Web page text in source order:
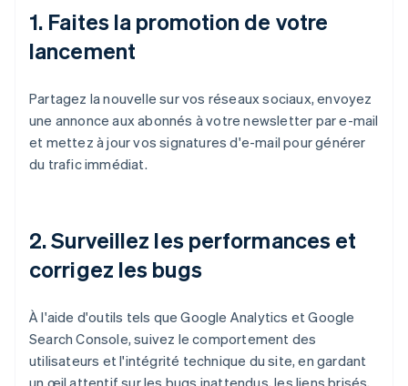
1. Faites la promotion de votre
lancement
Partagez la nouvelle sur vos réseaux sociaux, envoyez
une annonce aux abonnés à votre newsletter par e-mail
et mettez à jour vos signatures d'e-mail pour générer
du trafic immédiat.
2.Surveillez les performances et
corrigez les bugs
À l'aide d'outils tels que Google Analytics et Google
Search Console, suivez le comportement des
utilisateurs et l'intégrité technique du site, en gardant